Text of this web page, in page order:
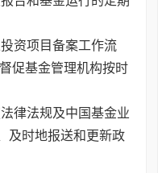
资项目备案工作流
促基金管理机构按时
律法规及中国基金业
及时地报送和更新政